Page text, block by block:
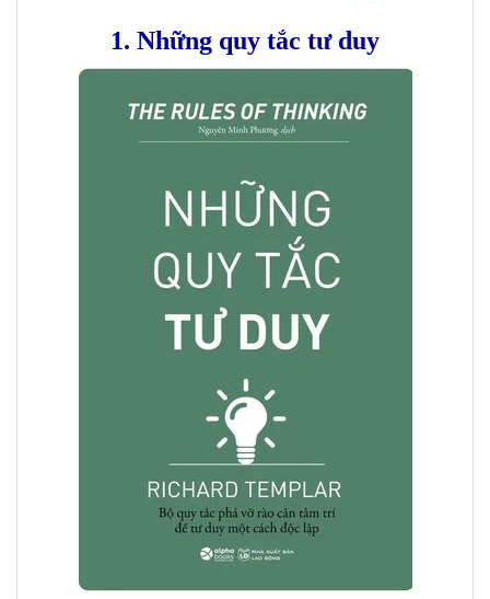
1. Những quy tắc tư duy